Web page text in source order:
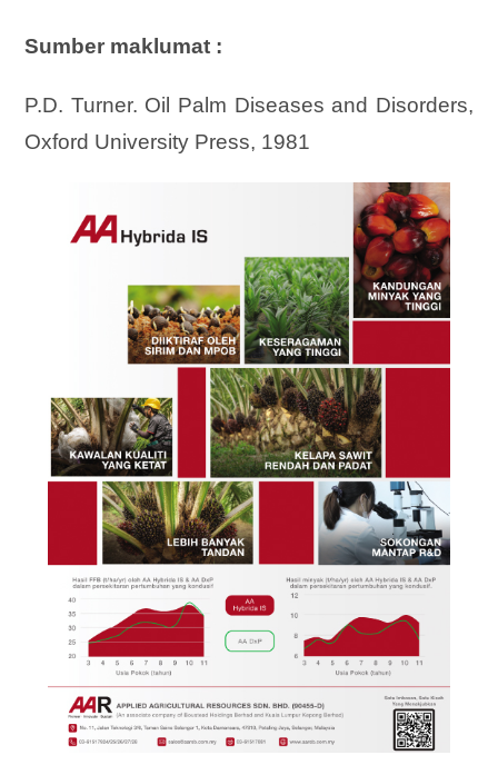
Sumber maklumat :
P.D. Turner. Oil Palm Diseases and Disorders,
Oxford University Press, 1981